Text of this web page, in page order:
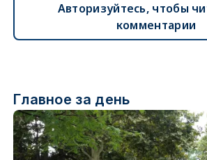
Авторизуйтесь, чтобы
комментарии
Главное за день